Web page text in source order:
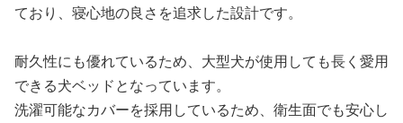
ており、寝心地の良さを追求した設計です。
耐久性にも優れているため、大型犬が使用しても長く愛用
できる犬ベッドとなっています。
洗濯可能なカバーを採用しているため、衛生面でも安心し